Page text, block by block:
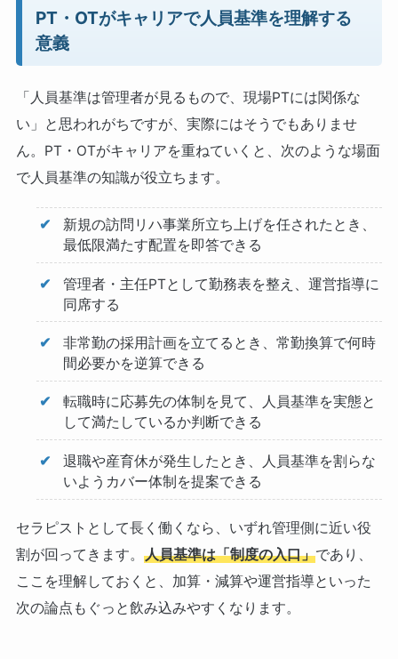
PT・OTがキャリアで人員基準を理解する
意義
「人員基準は管理者が見るもので、現場PTには関係な
い」と思われがちですが、実際にはそうでもありませ
ん。PT・OTがキャリアを重ねていくと、次のような場面
で人員基準の知識が役立ちます。
新規の訪問リハ事業所立ち上げを任されたとき、
最低限満たす配置を即答できる
管理者・主任PTとして勤務表を整え、運営指導に
同席する
非常勤の採用計画を立てるとき、常勤換算で何時
間必要かを逆算できる
転職時に応募先の体制を見て、人員基準を実態と
して満たしているか判断できる
退職や産育休が発生したとき、人員基準を割らな
いようカバー体制を提案できる
セラピストとして長く働くなら、いずれ管理側に近い役
割が回ってきます。 人員基準は「制度の入口」であり、
ここを理解しておくと、加算・減算や運営指導といった
次の論点もぐっと飲み込みやすくなります。